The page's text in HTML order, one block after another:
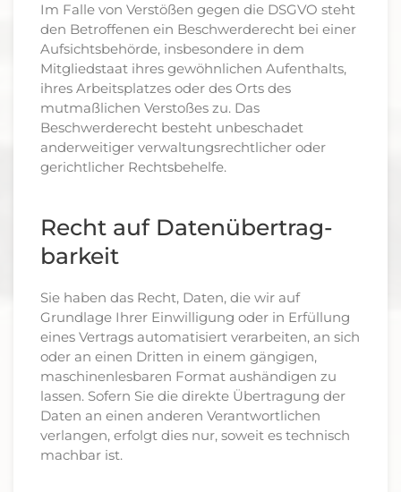
Im Falle von Verstößen gegen die DSGVO steht
den Betroffenen ein Beschwerderecht bei einer
Aufsichtsbehörde, insbesondere in dem
Mitgliedstaat ihres gewöhnlichen Aufenthalts,
ihres Arbeitsplatzes oder des Orts des
mutmaßlichen Verstoßes zu. Das
Beschwerderecht besteht unbeschadet
anderweitiger verwaltungsrechtlicher oder
gerichtlicher Rechtsbehelfe.
Recht auf Daten­übertrag­
barkeit
Sie haben das Recht, Daten, die wir auf
Grundlage Ihrer Einwilligung oder in Erfüllung
eines Vertrags automatisiert verarbeiten, an sich
oder an einen Dritten in einem gängigen,
maschinenlesbaren Format aushändigen zu
lassen. Sofern Sie die direkte Übertragung der
Daten an einen anderen Verantwortlichen
verlangen, erfolgt dies nur, soweit es technisch
machbar ist.